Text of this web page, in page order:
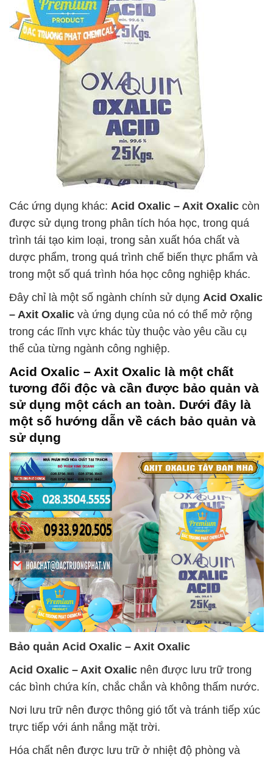
Các ứng dụng khác: Acid Oxalic – Axit Oxalic còn
được sử dụng trong phân tích hóa học, trong quá
trình tái tạo kim loại, trong sản xuất hóa chất và
dược phẩm, trong quá trình chế biến thực phẩm và
trong một số quá trình hóa học công nghiệp khác.
Đây chỉ là một số ngành chính sử dụng Acid Oxalic
– Axit Oxalic và ứng dụng của nó có thể mở rộng
trong các lĩnh vực khác tùy thuộc vào yêu cầu cụ
thể của từng ngành công nghiệp.
Acid Oxalic – Axit Oxalic là một chất
tương đối độc và cần được bảo quản và
sử dụng một cách an toàn. Dưới đây là
một số hướng dẫn về cách bảo quản và
sử dụng
Bảo quản Acid Oxalic – Axit Oxalic
Acid Oxalic – Axit Oxalic nên được lưu trữ trong
các bình chứa kín, chắc chắn và không thấm nước.
Nơi lưu trữ nên được thông gió tốt và tránh tiếp xúc
trực tiếp với ánh nắng mặt trời.
Hóa chất nên được lưu trữ ở nhiệt độ phòng và